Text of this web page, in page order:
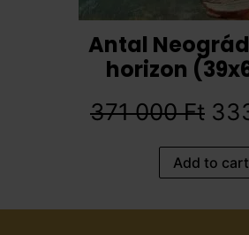
Antal
horizon
371 000Ft
Add to cart